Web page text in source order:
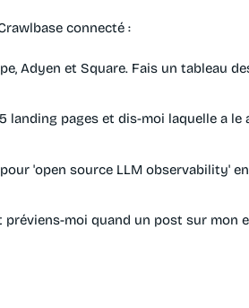
connecté :
Adyen et Square. Fais un tableau
landing pages et dis-moi laquelle a le
'open source LLM observability'
préviens-moi quand un post sur mon